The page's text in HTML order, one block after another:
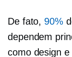
De fato, 90%
dependem
como design